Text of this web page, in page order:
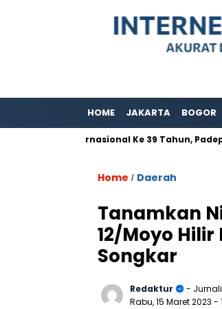
HOME JAKARTA BOGOR
Internasional Ke 39 Tahun, Padepokan
Home / Daerah
Tanamkan
12/Moyo
Songkar
Redaktur
-
Rabu, 15 Maret 2023 -